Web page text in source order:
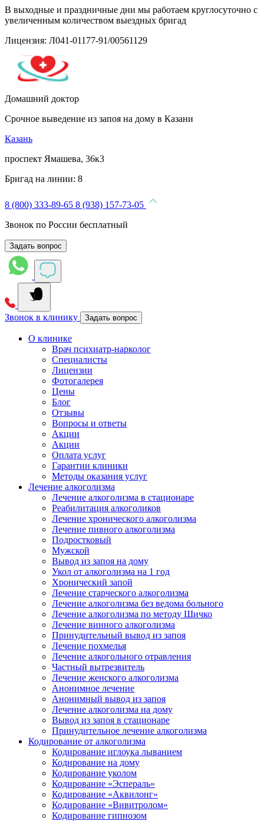
В выходные и праздничные дни мы работаем круглосуточно с
увеличенным количеством выездных бригад
Лицензия: Л041-01177-91/00561129
Домашний доктор
Срочное выведение из запоя на дому в Казани
Казань
проспект Ямашева, 36к3
Бригад на линии: 8
8 (800) 333-89-65 8 (938) 157-73-05
Звонок по России бесплатный
Задать вопрос
Звонок в клинику Задать вопрос
О клинике
Врач психиатр-нарколог
Специалисты
Лицензии
Фотогалерея
Цены
Блог
Отзывы
Вопросы и ответы
Акции
Акции
Оплата услуг
Гарантии клиники
Методы оказания услуг
Лечение алкоголизма
Лечение алкоголизма в стационаре
Реабилитация алкоголиков
Лечение хронического алкоголизма
Лечение пивного алкоголизма
Подростковый
Мужской
Вывод из запоя на дому
Укол от алкоголизма на 1 год
Хронический запой
Лечение старческого алкоголизма
Лечение алкоголизма без ведома больного
Лечение алкоголизма по методу Шичко
Лечение винного алкоголизма
Принудительный вывод из запоя
Лечение похмелья
Лечение алкогольного отравления
Частный вытрезвитель
Лечение женского алкоголизма
Анонимное лечение
Анонимный вывод из запоя
Лечение алкоголизма на дому
Вывод из запоя в стационаре
Принудительное лечение алкоголизма
Кодирование от алкоголизма
Кодирование иглоука лыванием
Кодирование на дому
Кодирование уколом
Кодирование «Эспераль»
Кодирование «Аквилонг»
Кодирование «Вивитролом»
Кодирование гипнозом